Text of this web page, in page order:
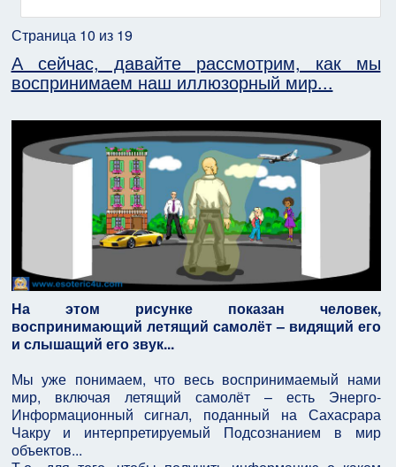
Страница 10 из 19
А сейчас, давайте рассмотрим, как мы
воспринимаем наш иллюзорный мир...
На этом рисунке показан человек,
воспринимающий летящий самолёт – видящий его
и слышащий его звук...
Мы уже понимаем, что весь воспринимаемый нами
мир, включая летящий самолёт – есть Энерго-
Информационный сигнал, поданный на Сахасрара
Чакру и интерпретируемый Подсознанием в мир
объектов...